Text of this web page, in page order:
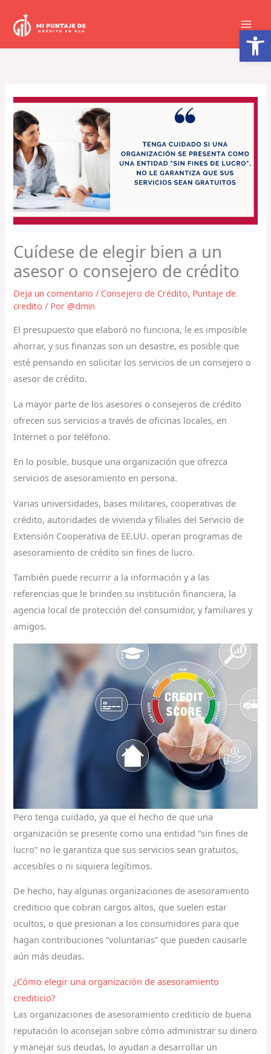
Abrir barra de herramientas
contenido
Cuídese de elegir bien a un
asesor o consejero de crédito
Deja un comentario /Consejero de Crédito, Puntaje de
credito / Por@dmin
El presupuesto que elaboró no funciona, le es imposible
ahorrar, y sus finanzas son un desastre, es posible que
esté pensando en solicitar los servicios de un consejero o
asesor de crédito.
La mayor parte de los asesores o consejeros de crédito
ofrecen sus servicios a través de oficinas locales, en
Internet o por teléfono.
En lo posible, busque una organización que ofrezca
servicios de asesoramiento en persona.
Varias universidades, bases militares, cooperativas de
crédito, autoridades de vivienda y filiales del Servicio de
Extensión Cooperativa de EE.UU. operan programas de
asesoramiento de crédito sin fines de lucro.
También puede recurrir a la información y a las
referencias que le brinden su institución financiera, la
agencia local de protección del consumidor, y familiares y
amigos.
Pero tenga cuidado, ya que el hecho de que una
organización se presente como una entidad “sin fines de
lucro” no le garantiza que sus servicios sean gratuitos,
accesibles o ni siquiera legítimos.
De hecho, hay algunas organizaciones de asesoramiento
crediticio que cobran cargos altos, que suelen estar
ocultos, o que presionan a los consumidores para que
hagan contribuciones “voluntarias” que pueden causarle
aún más deudas.
¿Cómo elegir una organización de asesoramiento
crediticio?
Las organizaciones de asesoramiento crediticio de buena
reputación lo aconsejan sobre cómo administrar su dinero
y manejar sus deudas, lo ayudan a desarrollar un